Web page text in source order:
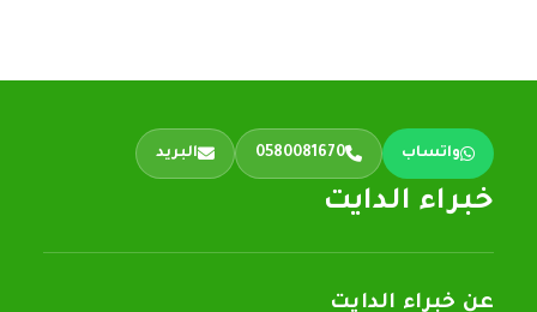
واتساب 0580081670 البريد
خبراء الدايت
عن خبراء الدايت